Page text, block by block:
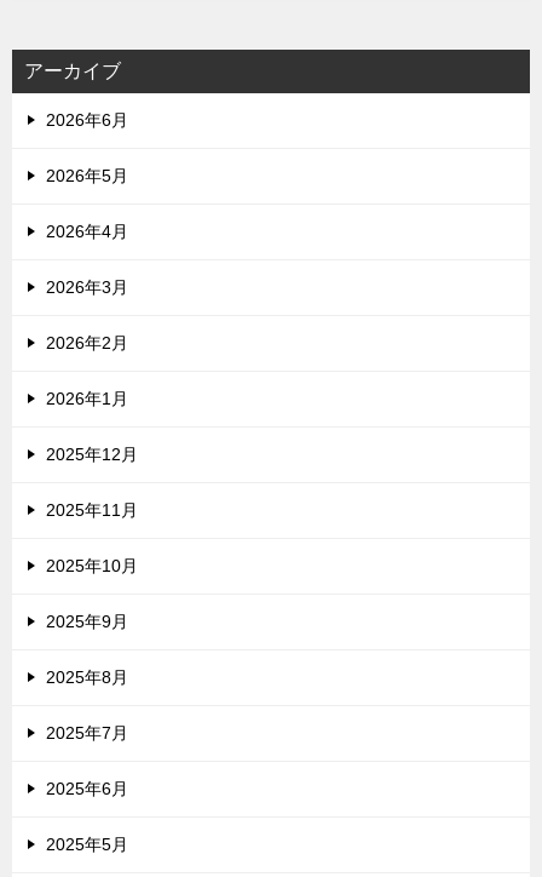
アーカイブ
2026年6月
2026年5月
2026年4月
2026年3月
2026年2月
2026年1月
2025年12月
2025年11月
2025年10月
2025年9月
2025年8月
2025年7月
2025年6月
2025年5月